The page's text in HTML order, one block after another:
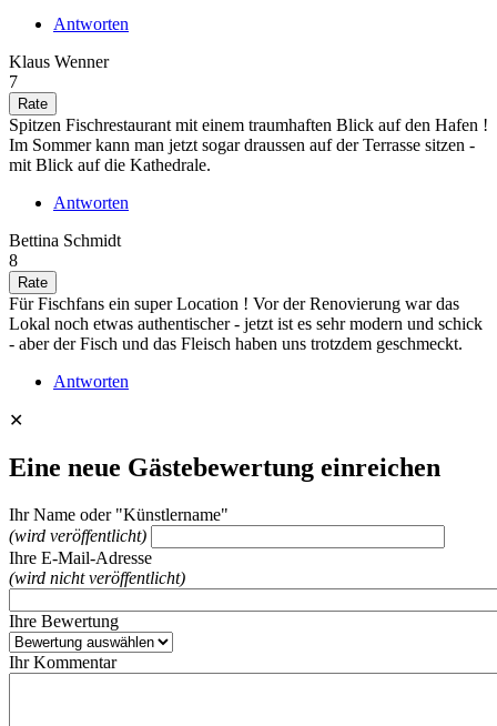
Antworten
Klaus Wenner
7
Spitzen Fischrestaurant mit einem traumhaften Blick auf den Hafen !
Im Sommer kann man jetzt sogar draussen auf der Terrasse sitzen -
mit Blick auf die Kathedrale.
Antworten
Bettina Schmidt
8
Für Fischfans ein super Location ! Vor der Renovierung war das
Lokal noch etwas authentischer - jetzt ist es sehr modern und schick
- aber der Fisch und das Fleisch haben uns trotzdem geschmeckt.
Antworten
✕
Eine neue Gästebewertung einreichen
Ihr Name oder "Künstlername"
(wird veröffentlicht)
Ihre E-Mail-Adresse
(wird nicht veröffentlicht)
Ihre Bewertung
Ihr Kommentar